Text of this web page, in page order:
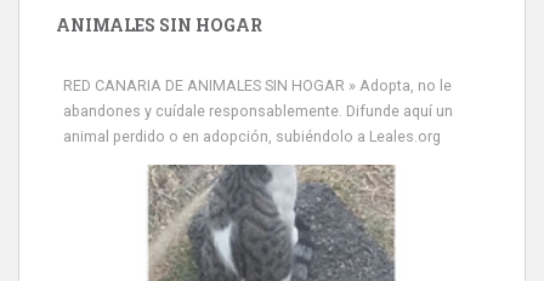
ANIMALES SIN HOGAR
RED CANARIA DE ANIMALES SIN HOGAR » Adopta, no le
abandones y cuídale responsablemente. Difunde aquí un
animal perdido o en adopción, subiéndolo a Leales.org